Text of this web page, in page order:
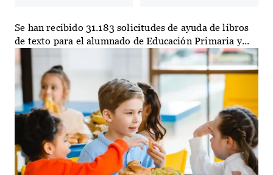
Se han recibido 31.183 solicitudes de ayuda de libros
de texto para el alumnado de Educación Primaria y...